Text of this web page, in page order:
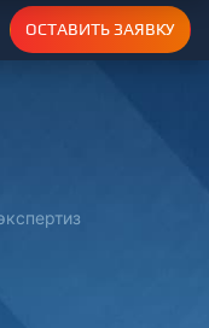
ОСТАВИТЬ ЗАЯВКУ